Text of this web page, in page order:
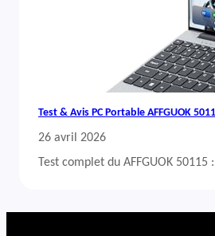
Test & Avis PC Portable AFFGUOK
26 avril 2026
Test complet du AFFGUOK